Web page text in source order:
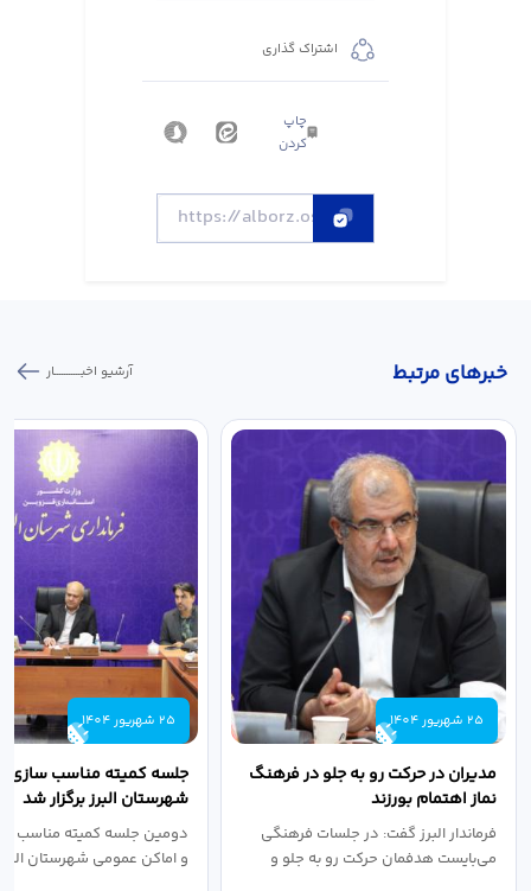
اشتراک گذاری
چاپ
کردن
خبر‌های مرتبط آرشیو اخبـــــــــــار
25 شهریور 1404
مدیران در حرکت رو به جلو در فرهنگ
نماز اهتمام بورزند
فرماندار البرز گفت: در جلسات فرهنگی
می‌بایست هدفمان حرکت رو به جلو و
25 شهریور 1404
جلسه کمیته مناسب سازی
شهرستان البرز برگزار شد
دومین جلسه کمیته مناسب
و اماکن عمومی شهرستان